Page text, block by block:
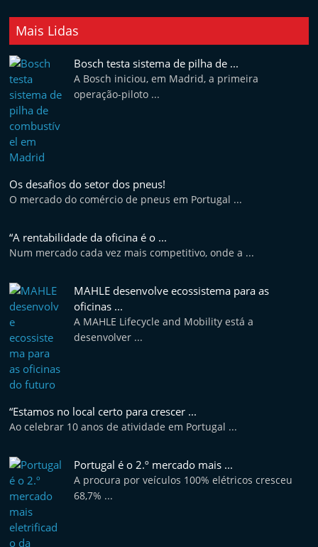
Mais Lidas
Bosch testa sistema de pilha de ...
A Bosch iniciou, em Madrid, a primeira
operação-piloto ...
Os desafios do setor dos pneus!
O mercado do comércio de pneus em Portugal ...
“A rentabilidade da oficina é o ...
Num mercado cada vez mais competitivo, onde a ...
MAHLE desenvolve ecossistema para as
oficinas ...
A MAHLE Lifecycle and Mobility está a
desenvolver ...
“Estamos no local certo para crescer ...
Ao celebrar 10 anos de atividade em Portugal ...
Portugal é o 2.º mercado mais ...
A procura por veículos 100% elétricos cresceu
68,7% ...